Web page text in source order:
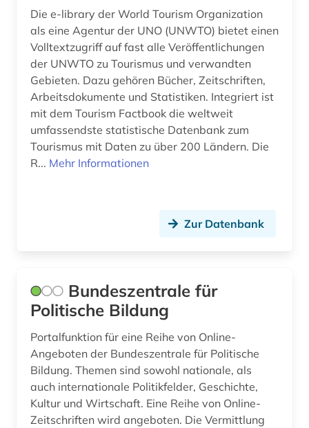
altgermanistik (1)
altlastensanierung (1)
altniederländisch (1)
altorientalistik (1)
altstadtsanierung (1)
amerika (3)
amtsdrucke (1)
anatomie (2)
and criticism (1)
Irland (4)
Island (4)
Israel (10)
Italien (18)
Japan (3)
Jugoslawien (3)
Liechtenstein (2)
Luxemburg (3)
Makedonien (1)
Mecklenburg-Vorpommern (6)
Die e-library der World Tourism Organization
als eine Agentur der UNO (UNWTO) bietet einen
Volltextzugriff auf fast alle Veröffentlichungen
der UNWTO zu Tourismus und verwandten
Gebieten. Dazu gehören Bücher, Zeitschriften,
Arbeitsdokumente und Statistiken. Integriert ist
mit dem Tourism Factbook die weltweit
umfassendste statistische Datenbank zum
Tourismus mit Daten zu über 200 Ländern. Die
R... Mehr Informationen
Zur Datenbank
Bundeszentrale für
Politische Bildung
Portalfunktion für eine Reihe von Online-
Angeboten der Bundeszentrale für Politische
Bildung. Themen sind sowohl nationale, als
auch internationale Politikfelder, Geschichte,
Kultur und Wirtschaft. Eine Reihe von Online-
Zeitschriften wird angeboten. Die Vermittlung